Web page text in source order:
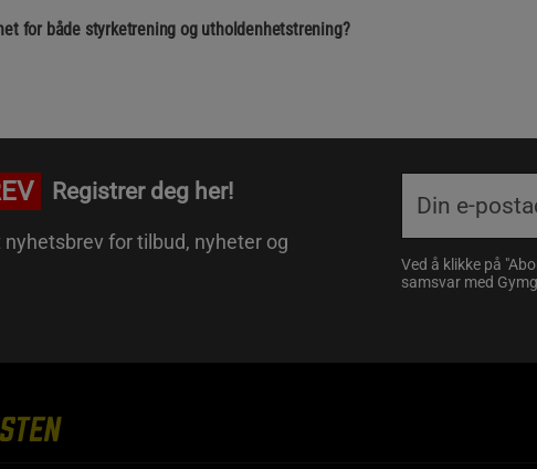
for både styrketrening og utholdenhetstrening?
Registrer deg her!
for tilbud, nyheter og
Ved å klikke på
samsvar med